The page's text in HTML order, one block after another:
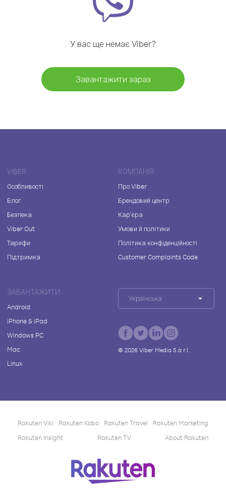
У вас ще немає Viber?
Завантажити зараз
VIBER
Особливості
Блог
Безпека
Viber Out
Тарифи
Підтримка
КОМПАНІЯ
Про Viber
Брендовий центр
Кар'єра
Умови й політики
Політика конфіденційності
Customer Complaints Code
ЗАВАНТАЖИТИ
Android
iPhone & iPad
Windows PC
Mac
Linux
Українська
© 2026Viber Media S.à r.l.
Rakuten Viki Rakuten Kobo Rakuten Travel
Rakuten Marketing
Rakuten Insight
Rakuten TV About Rakuten